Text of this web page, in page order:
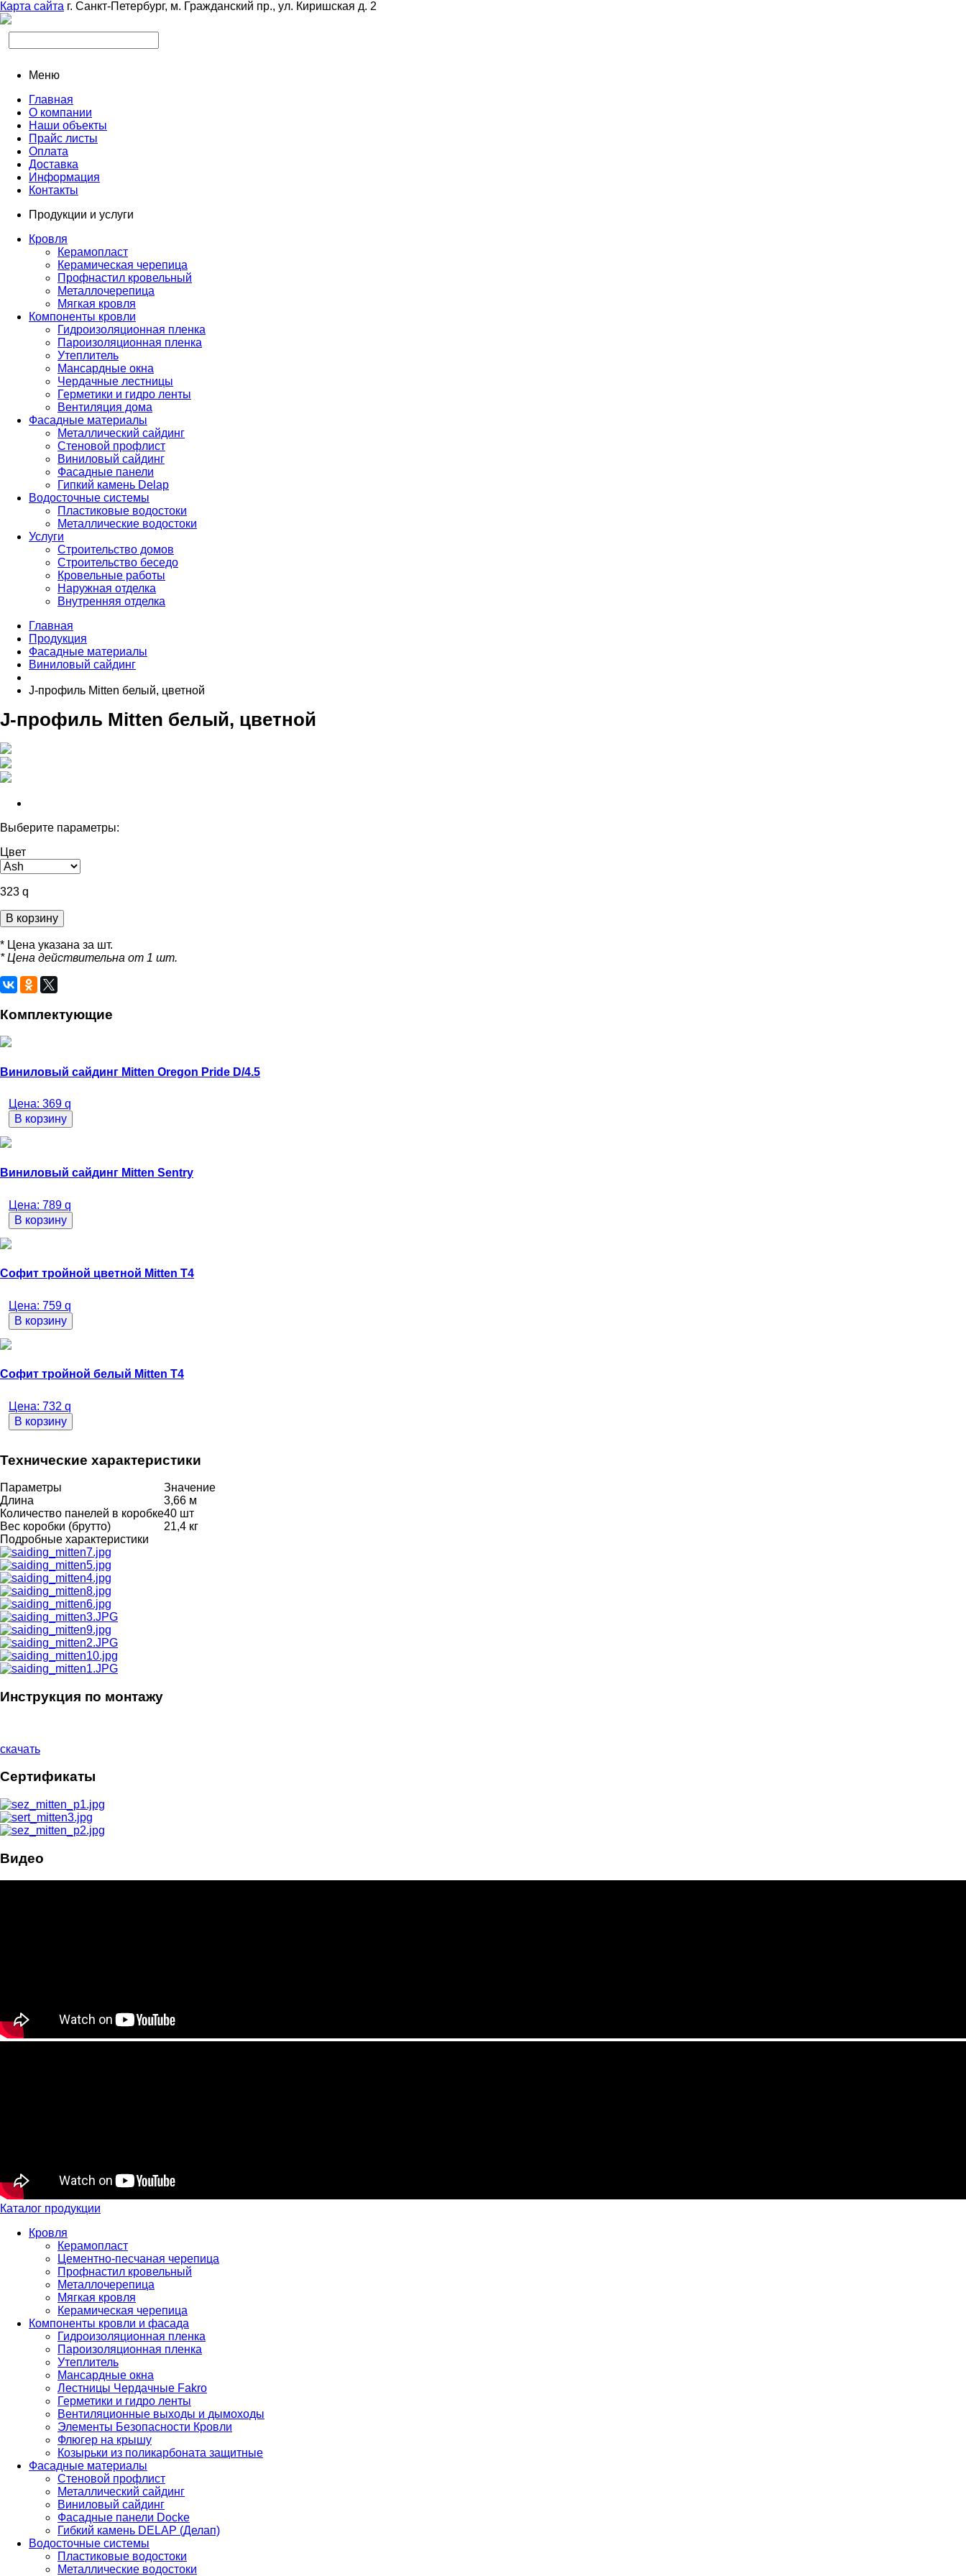
Карта сайта г. Санкт-Петербург, м. Гражданский пр., ул. Киришская д. 2
Меню
Главная
О компании
Наши объекты
Прайс листы
Оплата
Доставка
Информация
Контакты
Продукции и услуги
Кровля
Керамопласт
Керамическая черепица
Профнастил кровельный
Металлочерепица
Мягкая кровля
Компоненты кровли
Гидроизоляционная пленка
Пароизоляционная пленка
Утеплитель
Мансардные окна
Чердачные лестницы
Герметики и гидро ленты
Вентиляция дома
Фасадные материалы
Металлический сайдинг
Стеновой профлист
Виниловый сайдинг
Фасадные панели
Гипкий камень Delap
Водосточные системы
Пластиковые водостоки
Металлические водостоки
Услуги
Строительство домов
Строительство беседо
Кровельные работы
Наружная отделка
Внутренняя отделка
Главная
Продукция
Фасадные материалы
Виниловый сайдинг
J-профиль Mitten белый, цветной
J-профиль Mitten белый, цветной
Выберите параметры:
Цвет
323 q
В корзину
* Цена указана за шт.
* Цена действительна от 1 шт.
Комплектующие
Виниловый сайдинг Mitten Oregon Pride D/4.5
Цена: 369 q
В корзину
Виниловый сайдинг Mitten Sentry
Цена: 789 q
В корзину
Софит тройной цветной Mitten Т4
Цена: 759 q
В корзину
Софит тройной белый Mitten Т4
Цена: 732 q
В корзину
Технические характеристики
Параметры
Значение
Длина
3,66 м
Количество панелей в коробке40 шт
Вес коробки (брутто)
21,4 кг
Подробные характеристики
Инструкция по монтажу
скачать
Сертификаты
Видео
Каталог продукции
Кровля
Керамопласт
Цементно-песчаная черепица
Профнастил кровельный
Металлочерепица
Мягкая кровля
Керамическая черепица
Компоненты кровли и фасада
Гидроизоляционная пленка
Пароизоляционная пленка
Утеплитель
Мансардные окна
Лестницы Чердачные Fakro
Герметики и гидро ленты
Вентиляционные выходы и дымоходы
Элементы Безопасности Кровли
Флюгер на крышу
Козырьки из поликарбоната защитные
Фасадные материалы
Стеновой профлист
Металлический сайдинг
Виниловый сайдинг
Фасадные панели Docke
Гибкий камень DELAP (Делап)
Водосточные системы
Пластиковые водостоки
Металлические водостоки